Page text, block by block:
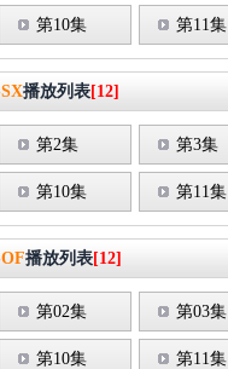
第10集 第11集
播放列表[12]
第2集 第3集
第10集 第11集
播放列表[12]
第02集 第03集
第10集 第11集